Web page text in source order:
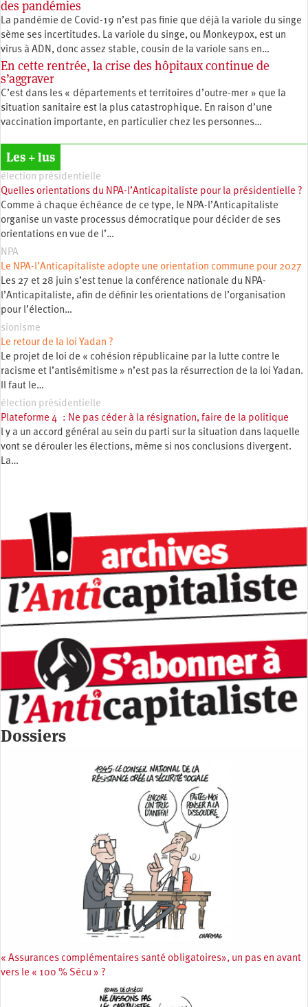
des pandémies
La pandémie de Covid-19 n’est pas finie que déjà la variole du singe
sème ses incertitudes. La variole du singe, ou Monkeypox, est un
virus à ADN, donc assez stable, cousin de la variole sans en…
En cette rentrée, la crise des hôpitaux continue de
s’aggraver
C’est dans les « départements et territoires d’outre-mer » que la
situation sanitaire est la plus catastrophique. En raison d’une
vaccination importante, en particulier chez les personnes…
Les + lus
élection présidentielle
Quelles orientations du NPA-l’Anticapitaliste pour la présidentielle ?
Comme à chaque échéance de ce type, le NPA-l’Anticapitaliste
organise un vaste processus démocratique pour décider de ses
orientations en vue de l’…
NPA
Le NPA-l’Anticapitaliste adopte une orientation commune pour 2027
Les 27 et 28 juin s’est tenue la conférence nationale du NPA-
l’Anticapitaliste, afin de définir les orientations de l’organisation
pour l’élection…
sionisme
Le retour de la loi Yadan ?
Le projet de loi de « cohésion républicaine par la lutte contre le
racisme et l’antisémitisme » n’est pas la résurrection de la loi Yadan.
Il faut le…
élection présidentielle
Plateforme 4 : Ne pas céder à la résignation, faire de la politique
l y a un accord général au sein du parti sur la situation dans laquelle
vont se dérouler les élections, même si nos conclusions divergent.
La…
Dossiers
« Assurances complémentaires santé obligatoires», un pas en avant
vers le « 100 % Sécu » ?